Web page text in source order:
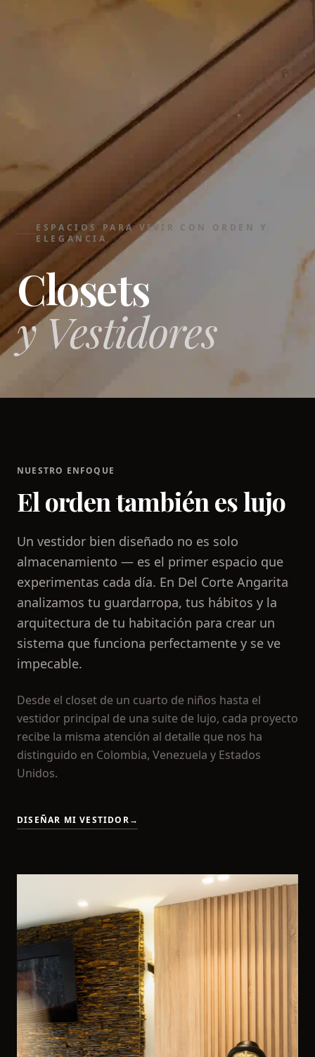
ESPACIOS PARA VIVIR CON ORDEN Y
ELEGANCIA
Closets
y Vestidores
NUESTRO ENFOQUE
El orden también es lujo
Un vestidor bien diseñado no es solo
almacenamiento — es el primer espacio que
experimentas cada día. En Del Corte Angarita
analizamos tu guardarropa, tus hábitos y la
arquitectura de tu habitación para crear un
sistema que funciona perfectamente y se ve
impecable.
Desde el closet de un cuarto de niños hasta el
vestidor principal de una suite de lujo, cada proyecto
recibe la misma atención al detalle que nos ha
distinguido en Colombia, Venezuela y Estados
Unidos.
DISEÑAR MI VESTIDOR→